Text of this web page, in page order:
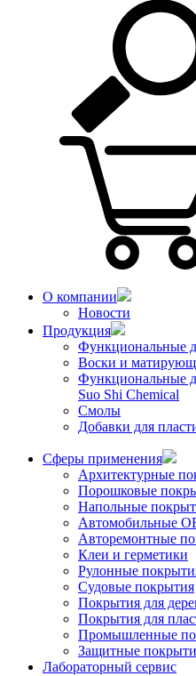
О компании
Новости
Продукция
Функциональные
Воски и
Функциональные
Suo Shi Chemical
Смолы
Добавки для
Сферы применения
Архитектурные
Порошковые
Напольные
Автомобильные
Авторемонтные
Клеи и герметики
Рулонные
Судовые покрытия
Покрытия для
Покрытия для
Промышленные
Защитные
Лабораторный сервис